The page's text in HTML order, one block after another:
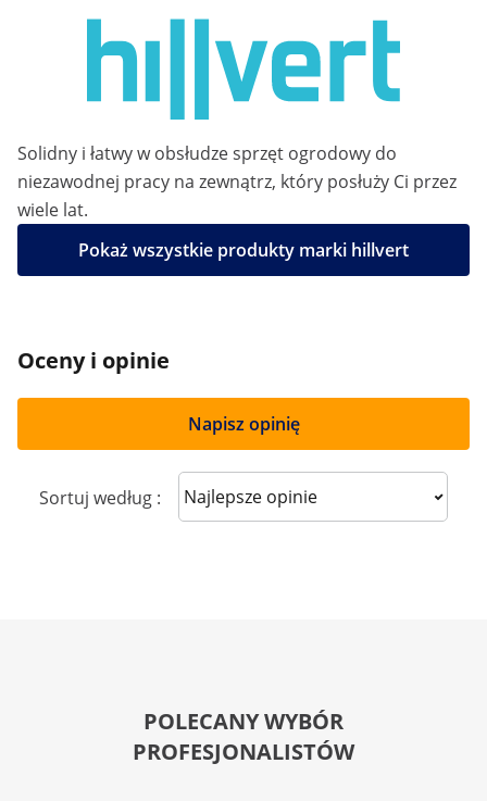
Solidny i łatwy w obsłudze sprzęt ogrodowy do
niezawodnej pracy na zewnątrz, który posłuży Ci przez
wiele lat.
Pokaż wszystkie produkty marki hillvert
Oceny i opinie
Napisz opinię
Sortuj według : Sort reviews
POLECANY WYBÓR
PROFESJONALISTÓW